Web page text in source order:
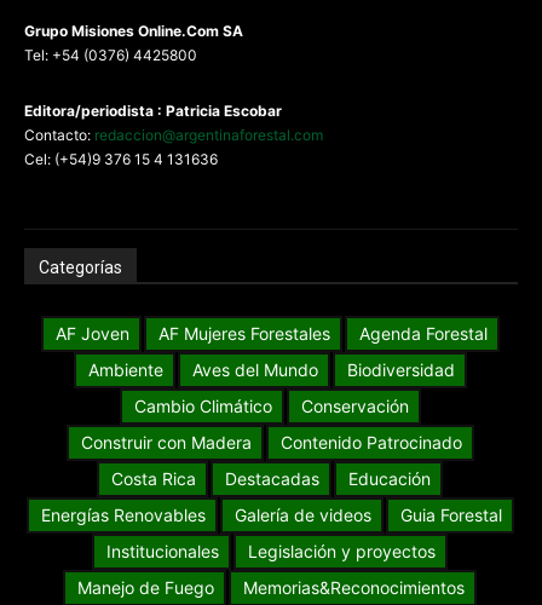
Grupo Misiones Online.Com SA
Tel: +54 (0376) 4425800
Editora/periodista : Patricia Escobar
Contacto: redaccion@argentinaforestal.com
Cel: (+54)9 376 15 4 131636
Categorías
AF Joven AF Mujeres Forestales
Agenda Forestal
Ambiente
Aves del Mundo
Biodiversidad
Cambio Climático
Conservación
Construir con Madera
Contenido Patrocinado
Costa Rica
Destacadas
Educación
Energías Renovables
Galería de videos
Guia Forestal
Institucionales
Legislación y proyectos
Manejo de Fuego
Memorias&Reconocimientos